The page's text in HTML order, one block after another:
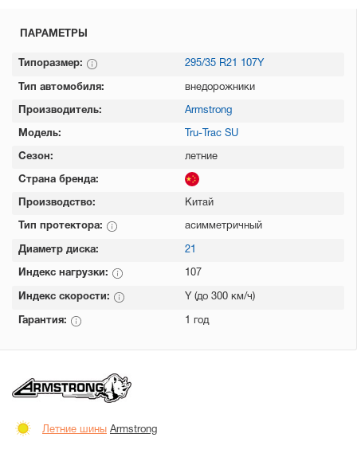
ПАРАМЕТРЫ
Типоразмер: 295/35 R21 107Y
Тип автомобиля: внедорожники
Производитель: Armstrong
Модель: Tru-Trac SU
Сезон: летние
Страна бренда:
Производство: Китай
Тип протектора: асимметричный
Диаметр диска: 21
Индекс нагрузки: 107
Индекс скорости: Y (до 300 км/ч)
Гарантия: 1 год
Летние шины Armstrong